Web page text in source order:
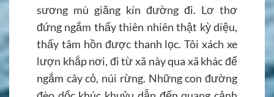
sương mù giăng kín đường đi. Lơ thơ
đứng ngắm thấy thiên nhiên thật kỳ diệu,
thấy tâm hồn được thanh lọc. Tôi xách xe
lượn khắp nơi, đi từ xã này qua xã khác để
ngắm cây cỏ, núi rừng. Những con đường